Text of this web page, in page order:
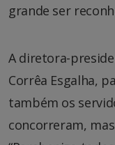
grande ser
A diretora-
Corrêa Esgalha,
também os
concorreram,